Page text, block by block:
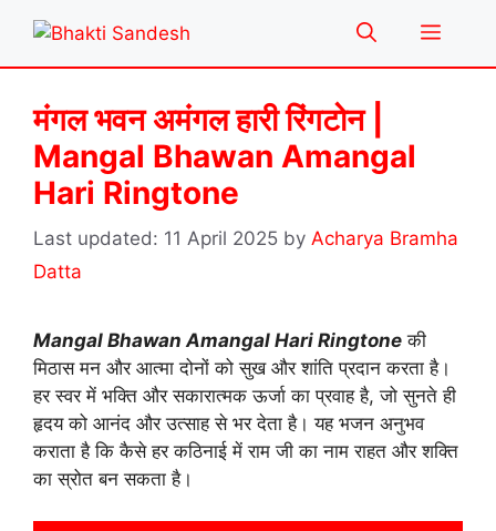
content
Menu
मंगल भवन अमंगल हारी रिंगटोन |
Mangal Bhawan Amangal
Hari Ringtone
11 April 2025 by Acharya Bramha
Datta
Mangal Bhawan Amangal Hari Ringtone की
मिठास मन और आत्मा दोनों को सुख और शांति प्रदान करता है।
हर स्वर में भक्ति और सकारात्मक ऊर्जा का प्रवाह है, जो सुनते ही
हृदय को आनंद और उत्साह से भर देता है। यह भजन अनुभव
कराता है कि कैसे हर कठिनाई में राम जी का नाम राहत और शक्ति
का स्रोत बन सकता है।